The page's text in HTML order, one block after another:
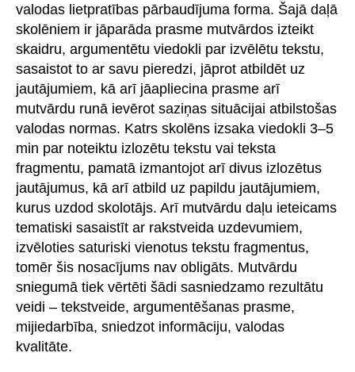
valodas lietpratības pārbaudījuma forma. Šajā daļā
skolēniem ir jāparāda prasme mutvārdos izteikt
skaidru, argumentētu viedokli par izvēlētu tekstu,
sasaistot to ar savu pieredzi, jāprot atbildēt uz
jautājumiem, kā arī jāapliecina prasme arī
mutvārdu runā ievērot saziņas situācijai atbilstošas
valodas normas. Katrs skolēns izsaka viedokli 3–5
min par noteiktu izlozētu tekstu vai teksta
fragmentu, pamatā izmantojot arī divus izlozētus
jautājumus, kā arī atbild uz papildu jautājumiem,
kurus uzdod skolotājs. Arī mutvārdu daļu ieteicams
tematiski sasaistīt ar rakstveida uzdevumiem,
izvēloties saturiski vienotus tekstu fragmentus,
tomēr šis nosacījums nav obligāts. Mutvārdu
sniegumā tiek vērtēti šādi sasniedzamo rezultātu
veidi – tekstveide, argumentēšanas prasme,
mijiedarbība, sniedzot informāciju, valodas
kvalitāte.